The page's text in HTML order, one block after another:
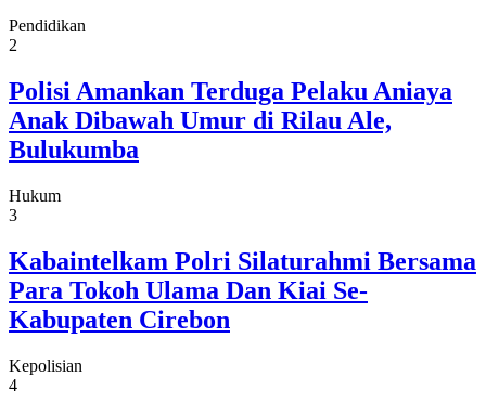
Pendidikan
2
Polisi Amankan Terduga Pelaku Aniaya
Anak Dibawah Umur di Rilau Ale,
Bulukumba
Hukum
3
Kabaintelkam Polri Silaturahmi Bersama
Para Tokoh Ulama Dan Kiai Se-
Kabupaten Cirebon
Kepolisian
4